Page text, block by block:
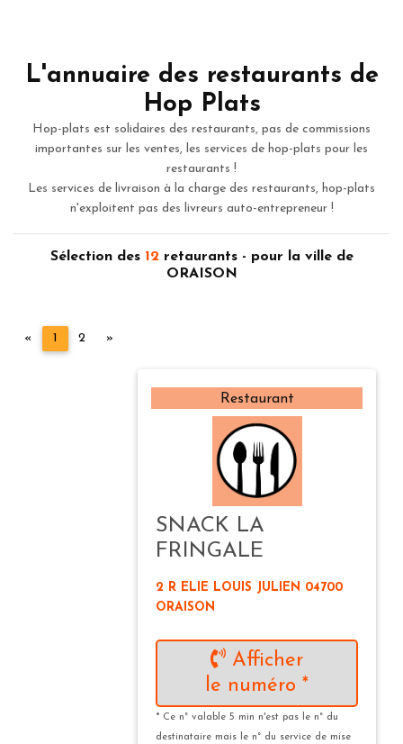
L'annuaire des restaurants de
Hop Plats
Hop-plats est solidaires des restaurants, pas de commissions
importantes sur les ventes, les services de hop-plats pour les
restaurants !
Les services de livraison à la charge des restaurants, hop-plats
n'exploitent pas des livreurs auto-entrepreneur !
Sélection des 12 retaurants - pour la ville de
ORAISON
« Précédent
1 2 »
Restaurant
SNACK LA
FRINGALE
2 R ELIE LOUIS JULIEN 04700
ORAISON
Afficher
le numéro *
* Ce n° valable 5 min n'est pas le n° du
destinataire mais le n° du service de mise